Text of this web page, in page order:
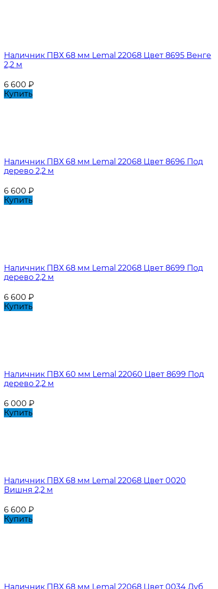
Наличник ПВХ 68 мм Lemal 22068 Цвет 8695 Венге
2,2 м
6 600 ₽
Купить
Наличник ПВХ 68 мм Lemal 22068 Цвет 8696 Под
дерево 2,2 м
6 600 ₽
Купить
Наличник ПВХ 68 мм Lemal 22068 Цвет 8699 Под
дерево 2,2 м
6 600 ₽
Купить
Наличник ПВХ 60 мм Lemal 22060 Цвет 8699 Под
дерево 2,2 м
6 000 ₽
Купить
Наличник ПВХ 68 мм Lemal 22068 Цвет 0020
Вишня 2,2 м
6 600 ₽
Купить
Наличник ПВХ 68 мм Lemal 22068 Цвет 0034 Дуб